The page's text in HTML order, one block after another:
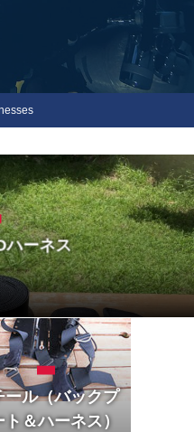
ハーネス
ール（バックプ
ト＆ハーネス）